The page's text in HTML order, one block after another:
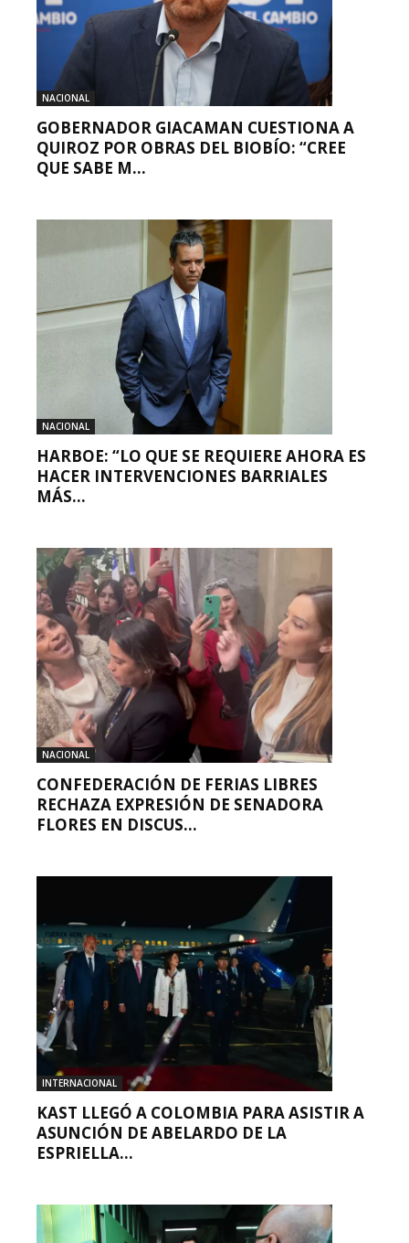
NACIONAL
GOBERNADOR GIACAMAN CUESTIONA A
QUIROZ POR OBRAS DEL BIOBÍO: “CREE
QUE SABE M...
NACIONAL
HARBOE: “LO QUE SE REQUIERE AHORA ES
HACER INTERVENCIONES BARRIALES
MÁS...
NACIONAL
CONFEDERACIÓN DE FERIAS LIBRES
RECHAZA EXPRESIÓN DE SENADORA
FLORES EN DISCUS...
INTERNACIONAL
KAST LLEGÓ A COLOMBIA PARA ASISTIR A
ASUNCIÓN DE ABELARDO DE LA
ESPRIELLA...